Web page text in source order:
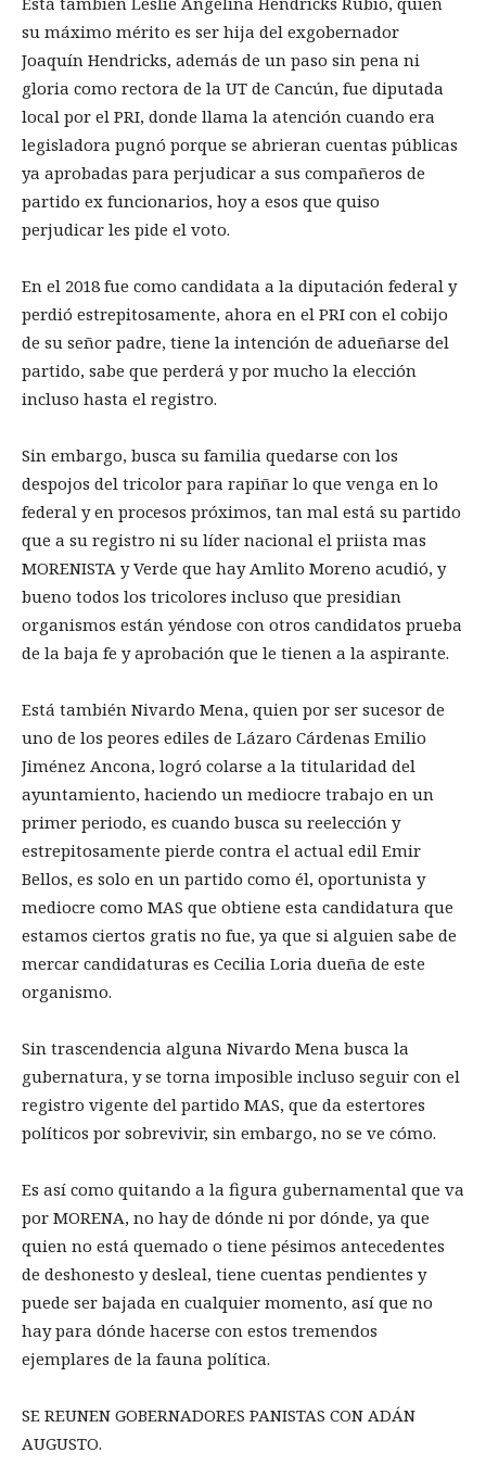
su máximo mérito es ser hija del exgobernador
Joaquín Hendricks, además de un paso sin pena ni
gloria como rectora de la UT de Cancún, fue diputada
local por el PRI, donde llama la atención cuando era
legisladora pugnó porque se abrieran cuentas públicas
ya aprobadas para perjudicar a sus compañeros de
partido ex funcionarios, hoy a esos que quiso
perjudicar les pide el voto.
En el 2018 fue como candidata a la diputación federal y
perdió estrepitosamente, ahora en el PRI con el cobijo
de su señor padre, tiene la intención de adueñarse del
partido, sabe que perderá y por mucho la elección
incluso hasta el registro.
Sin embargo, busca su familia quedarse con los
despojos del tricolor para rapiñar lo que venga en lo
federal y en procesos próximos, tan mal está su partido
que a su registro ni su líder nacional el priista mas
MORENISTA y Verde que hay Amlito Moreno acudió, y
bueno todos los tricolores incluso que presidian
organismos están yéndose con otros candidatos prueba
de la baja fe y aprobación que le tienen a la aspirante.
Está también Nivardo Mena, quien por ser sucesor de
uno de los peores ediles de Lázaro Cárdenas Emilio
Jiménez Ancona, logró colarse a la titularidad del
ayuntamiento, haciendo un mediocre trabajo en un
primer periodo, es cuando busca su reelección y
estrepitosamente pierde contra el actual edil Emir
Bellos, es solo en un partido como él, oportunista y
mediocre como MAS que obtiene esta candidatura que
estamos ciertos gratis no fue, ya que si alguien sabe de
mercar candidaturas es Cecilia Loria dueña de este
organismo.
Sin trascendencia alguna Nivardo Mena busca la
gubernatura, y se torna imposible incluso seguir con el
registro vigente del partido MAS, que da estertores
políticos por sobrevivir, sin embargo, no se ve cómo.
Es así como quitando a la figura gubernamental que va
por MORENA, no hay de dónde ni por dónde, ya que
quien no está quemado o tiene pésimos antecedentes
de deshonesto y desleal, tiene cuentas pendientes y
puede ser bajada en cualquier momento, así que no
hay para dónde hacerse con estos tremendos
ejemplares de la fauna política.
SE REUNEN GOBERNADORES PANISTAS CON ADÁN
AUGUSTO.